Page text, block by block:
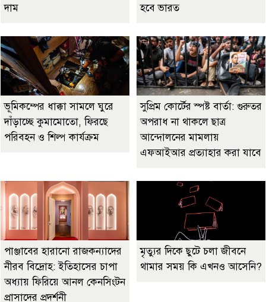
দাম
হবে ভারত
ভূমিকম্পের ধাক্কা সামলে ঘুরে
দাঁড়াচ্ছে কুমামোতো, ফিরছে
পরিবহন ও শিল্প কার্যক্রম
সুপ্রিম কোর্টের স্পষ্ট বার্তা: গুরুতর
অপরাধ না থাকলে ছাত্র
আন্দোলনের মামলায়
এফআইআর প্রত্যাহার করা যাবে
পাঞ্জাবের হারানো রাজকন্যাদের
নীরব বিদ্রোহ: ইতিহাসের চাপা
অধ্যায় ফিরিয়ে আনল কেনসিংটন
প্রাসাদের প্রদর্শনী
মৃত্যুর দিকে ছুটে চলা জীবনে
থামার সময় কি এখনও আসেনি?